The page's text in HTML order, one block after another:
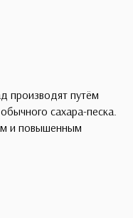
производят путём
сахара-песка.
и повышенным